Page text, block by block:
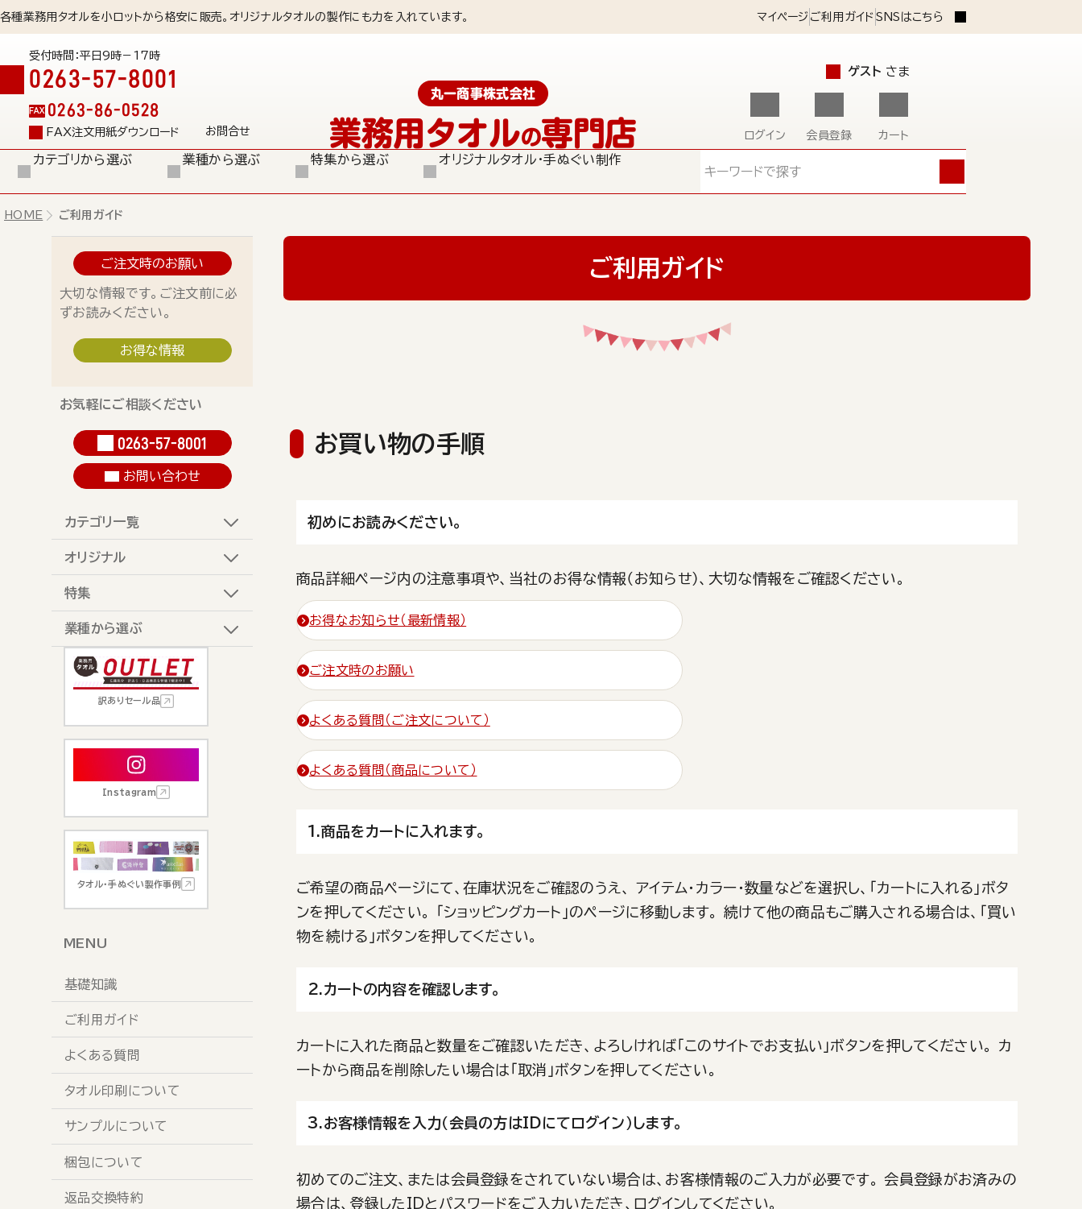
各種業務用タオルを小ロットから格安に販売。オリジナルタオルの製作にも力を入れています。 マイページ ご利用ガイド SNSはこちら
受付時間：平日9時－17時
0263-57-8001
FAX 0263-86-0528
FAX注文用紙ダウンロード お問合せ
丸一商事株式会社
業務用タオルの専門店
ゲスト さま
ログイン 会員登録 カート
カテゴリから選ぶ 業種から選ぶ 特集から選ぶ
オリジナルタオル・手ぬぐい制作
HOME ご利用ガイド
ご注文時のお願い
大切な情報です。ご注文前に必
ずお読みください。
お得な情報
お気軽にご相談ください
0263-57-8001
お問い合わせ
カテゴリ一覧
オリジナル
特集
業種から選ぶ
訳ありセール品
Instagram
タオル・手ぬぐい製作事例
MENU
基礎知識
ご利用ガイド
よくある質問
タオル印刷について
サンプルについて
梱包について
返品交換特約
ご利用ガイド
お買い物の手順
初めにお読みください。
商品詳細ページ内の注意事項や、当社のお得な情報（お知らせ）、大切な情報をご確認ください。
お得なお知らせ（最新情報）
ご注文時のお願い
よくある質問（ご注文について）
よくある質問（商品について）
1.商品をカートに入れます。
ご希望の商品ページにて、在庫状況をご確認のうえ、 アイテム・カラー・数量などを選択し、「カートに入れる」ボタ
ンを押してください。 「ショッピングカート」のページに移動します。 続けて他の商品もご購入される場合は、「買い
物を続ける」ボタンを押してください。
2.カートの内容を確認します。
カートに入れた商品と数量をご確認いただき、よろしければ「このサイトでお支払い」ボタンを押してください。 カ
ートから商品を削除したい場合は「取消」ボタンを押してください。
3.お客様情報を入力（会員の方はIDにてログイン）します。
初めてのご注文、または会員登録をされていない場合は、お客様情報のご入力が必要です。 会員登録がお済みの
場合は、登録したIDとパスワードをご入力いただき、ログインしてください。